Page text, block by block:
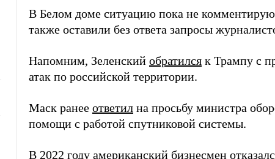
В Белом доме ситуацию пока не
также оставили без ответа запросы
Напомним, Зеленский обратился к Трампу с
атак по российской территории.
Маск ранее ответил на просьбу министра
помощи с работой спутниковой системы.
В 2022 году американский бизнесмен